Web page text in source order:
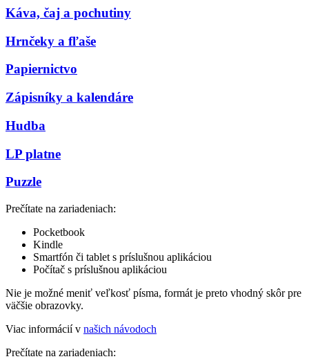
Káva, čaj a pochutiny
Hrnčeky a fľaše
Papiernictvo
Zápisníky a kalendáre
Hudba
LP platne
Puzzle
Prečítate na zariadeniach:
Pocketbook
Kindle
Smartfón či tablet s príslušnou aplikáciou
Počítač s príslušnou aplikáciou
Nie je možné meniť veľkosť písma, formát je preto vhodný skôr pre
väčšie obrazovky.
Viac informácií v našich návodoch
Prečítate na zariadeniach: